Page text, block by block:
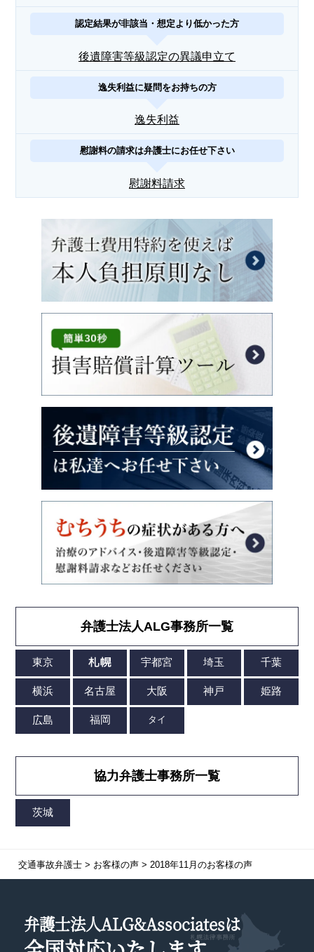
認定結果が非該当・想定より低かった方
後遺障害等級認定の異議申立て
逸失利益に疑問をお持ちの方
逸失利益
慰謝料の請求は弁護士にお任せ下さい
慰謝料請求
弁護士法人ALG事務所一覧
協力弁護士事務所一覧
交通事故弁護士> お客様の声> 2018年11月のお客様の声
弁護士法人ALG&Associatesは